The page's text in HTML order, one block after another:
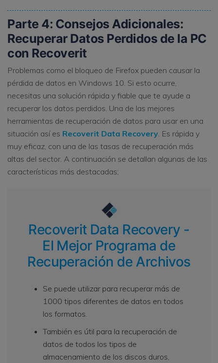
Parte 4: Consejos Adicionales:
Recuperar Datos Perdidos de la PC
con Recoverit
Problemas como el bloqueo de Firefox pueden causar la
pérdida de datos en Windows 10. Si esto ocurre,
necesitas una solución rápida y fiable que te ayude a
recuperar los datos perdidos. Una de las mejores
herramientas de recuperación de datos para usar en una
situación así es Recoverit Data Recovery . Es rápida y
muy eficaz, con una de las tasas de recuperación más
altas del sector. A continuación se detallan algunas de las
características más destacadas;
Recoverit Data Recovery -
El Mejor Programa de
Recuperación de Archivos
Se puede utilizar para recuperar más de
1000 tipos diferentes de datos en todos
los formatos.
También es útil para la recuperación de
datos de todos los tipos de
almacenamiento de los discos duros,